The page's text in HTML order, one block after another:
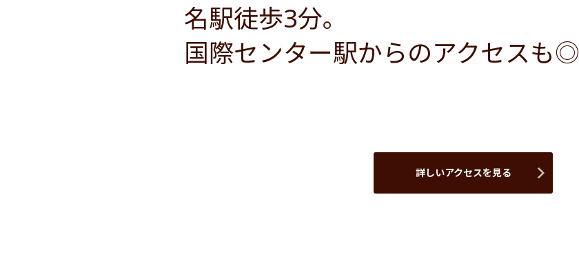
名駅徒歩3分。
国際センター駅からのアクセスも◎
詳しいアクセスを見る